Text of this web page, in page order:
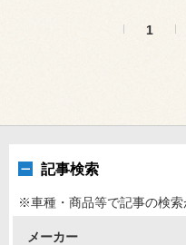
1
記事検索
※車種・商品等で記事の検索
メーカー